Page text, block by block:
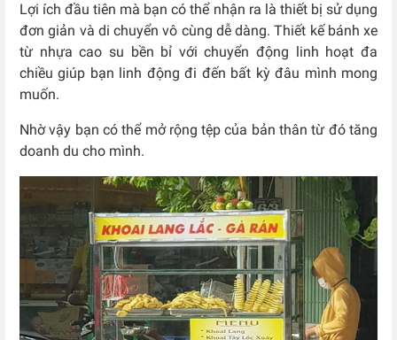
Lợi ích đầu tiên mà bạn có thể nhận ra là thiết bị sử dụng
đơn giản và di chuyển vô cùng dễ dàng. Thiết kế bánh xe
từ nhựa cao su bền bỉ với chuyển động linh hoạt đa
chiều giúp bạn linh động đi đến bất kỳ đâu mình mong
muốn.
Nhờ vậy bạn có thể mở rộng tệp của bản thân từ đó tăng
doanh du cho mình.